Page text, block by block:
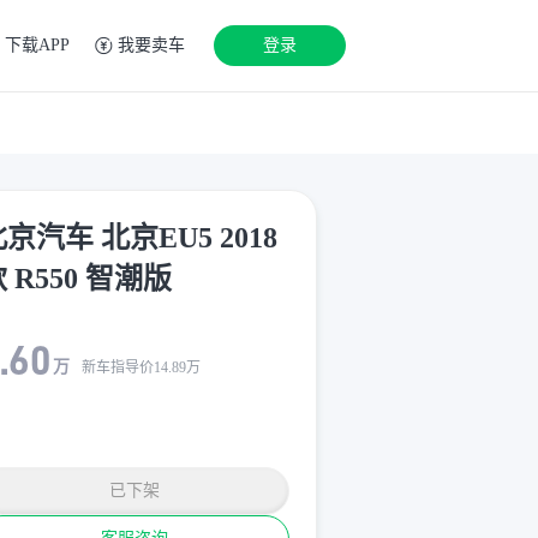
下载APP 我要卖车 登录
京汽车 北京EU5 2018
R550 智潮版
万 新车指导价14.89万
已下架